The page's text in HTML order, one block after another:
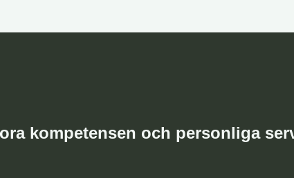
kompetensen och personliga